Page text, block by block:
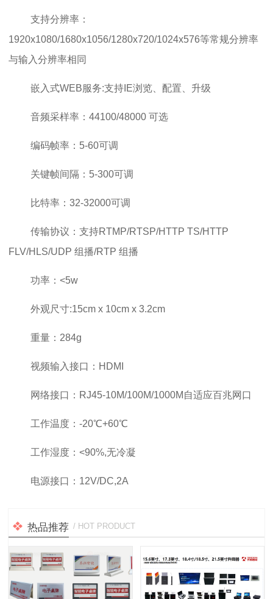
支持分辨率：
1920x1080/1680x1056/1280x720/1024x576等常规分辨率
与输入分辨率相同
嵌入式WEB服务:支持IE浏览、配置、升级
音频采样率：44100/48000 可选
编码帧率：5-60可调
关键帧间隔：5-300可调
比特率：32-32000可调
传输协议：支持RTMP/RTSP/HTTP TS/HTTP
FLV/HLS/UDP 组播/RTP 组播
功率：<5w
外观尺寸:15cm x 10cm x 3.2cm
重量：284g
视频输入接口：HDMI
网络接口：RJ45-10M/100M/1000M自适应百兆网口
工作温度：-20℃+60℃
工作湿度：<90%,无冷凝
电源接口：12V/DC,2A
热品推荐 / HOT PRODUCT